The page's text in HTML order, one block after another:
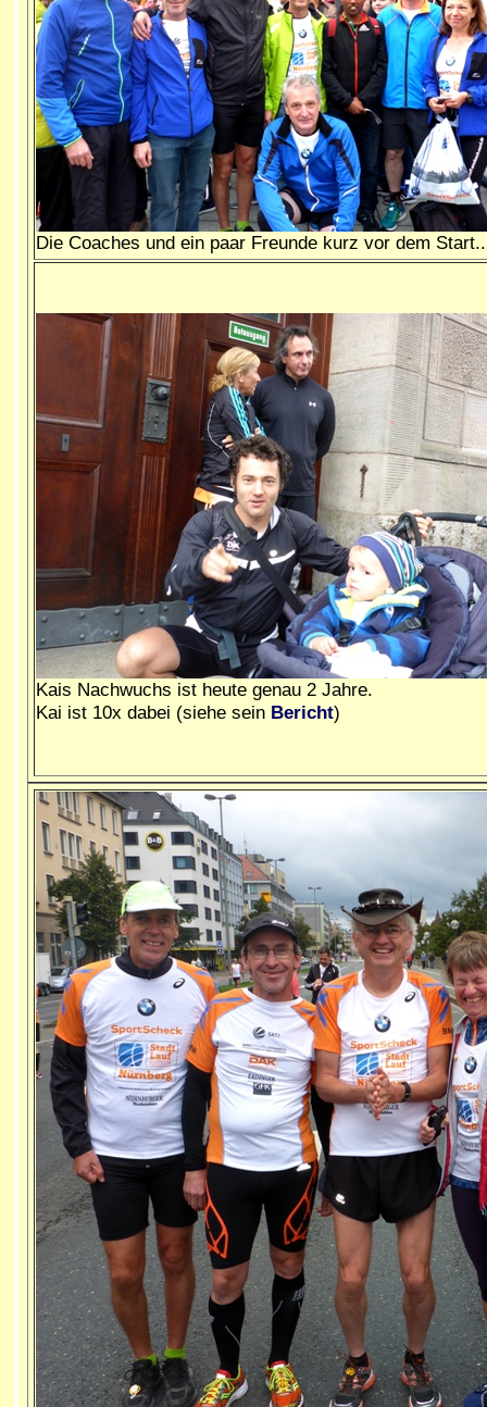
Die Coaches und ein paar Freunde kurz vor dem
Kais Nachwuchs ist heute genau 2 Jahre.
Kai ist 10x dabei (siehe sein Bericht)